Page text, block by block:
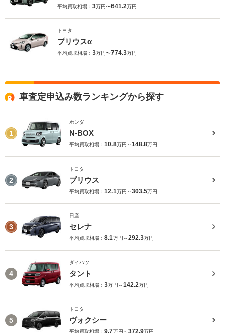
平均買取相場： 3万円〜641.2万円
トヨタ
プリウスα
平均買取相場： 3万円〜774.3万円
車査定申込み数ランキングから探す
1
ホンダ
N-BOX
平均買取相場： 10.8万円～148.8万円
2
トヨタ
プリウス
平均買取相場： 12.1万円～303.5万円
3
日産
セレナ
平均買取相場： 8.1万円～292.3万円
4
ダイハツ
タント
平均買取相場： 3万円～142.2万円
5
トヨタ
ヴォクシー
平均買取相場： 万円～ 万円